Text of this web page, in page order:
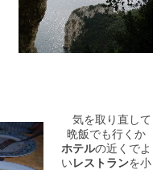
気を取り直して
晩飯でも行くか
ホテルの近くでよ
い レストランを小